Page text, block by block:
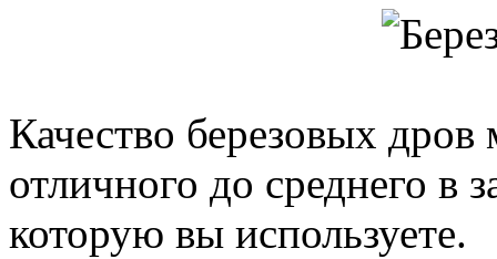
Качество березовых дров
отличного до среднего в
которую вы используете.